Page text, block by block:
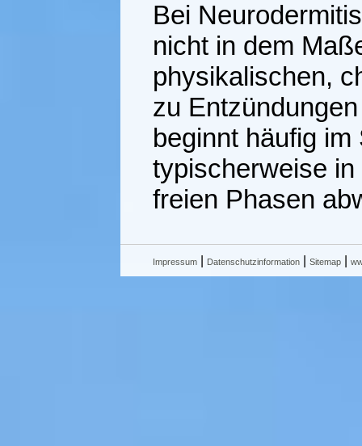
Bei
nicht in dem
physikalischen,
zu
beginnt häufig
typischerweise
freien Phasen
Impressum Datenschutzinformation Sitemap